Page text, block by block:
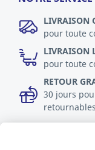
LIVRAISON
pour toute
LIVRAISON
pour toute
RETOUR
30 jours